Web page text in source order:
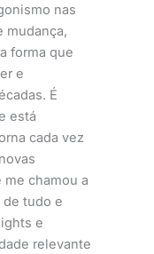
nas
mudança,
forma que
e
É
está
cada vez
chamou a
tudo e
e
relevante